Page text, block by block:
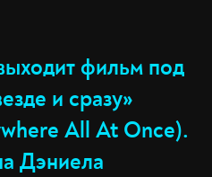
фильм под
и сразу»
All At Once).
Дэниела